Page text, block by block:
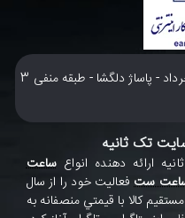
نشانی : بازار تهران - خیابان پانزده خرداد - پاساژ دلگشا - طبقه منفی 3
تک ثانیه
ارائه دهنده انواعساعت
ستفعاليت خود را از سال
کالا با قيمتي منصفانه به